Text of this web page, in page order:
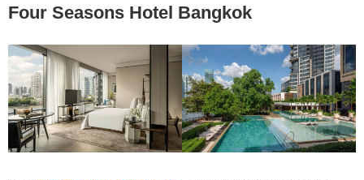
Four Seasons Hotel Bangkok